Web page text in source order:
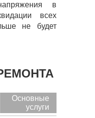
в
всех
не будет
Основные
услуги